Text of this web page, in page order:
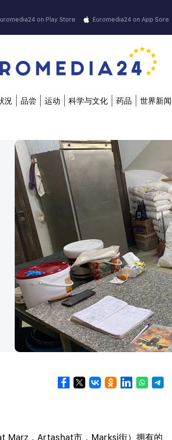
on Play Store Euromedia24 on App Sore
況 品尝 运动 科学与文化 药品 世界新闻
Marz，Artashat市，Marksi街）拥有的